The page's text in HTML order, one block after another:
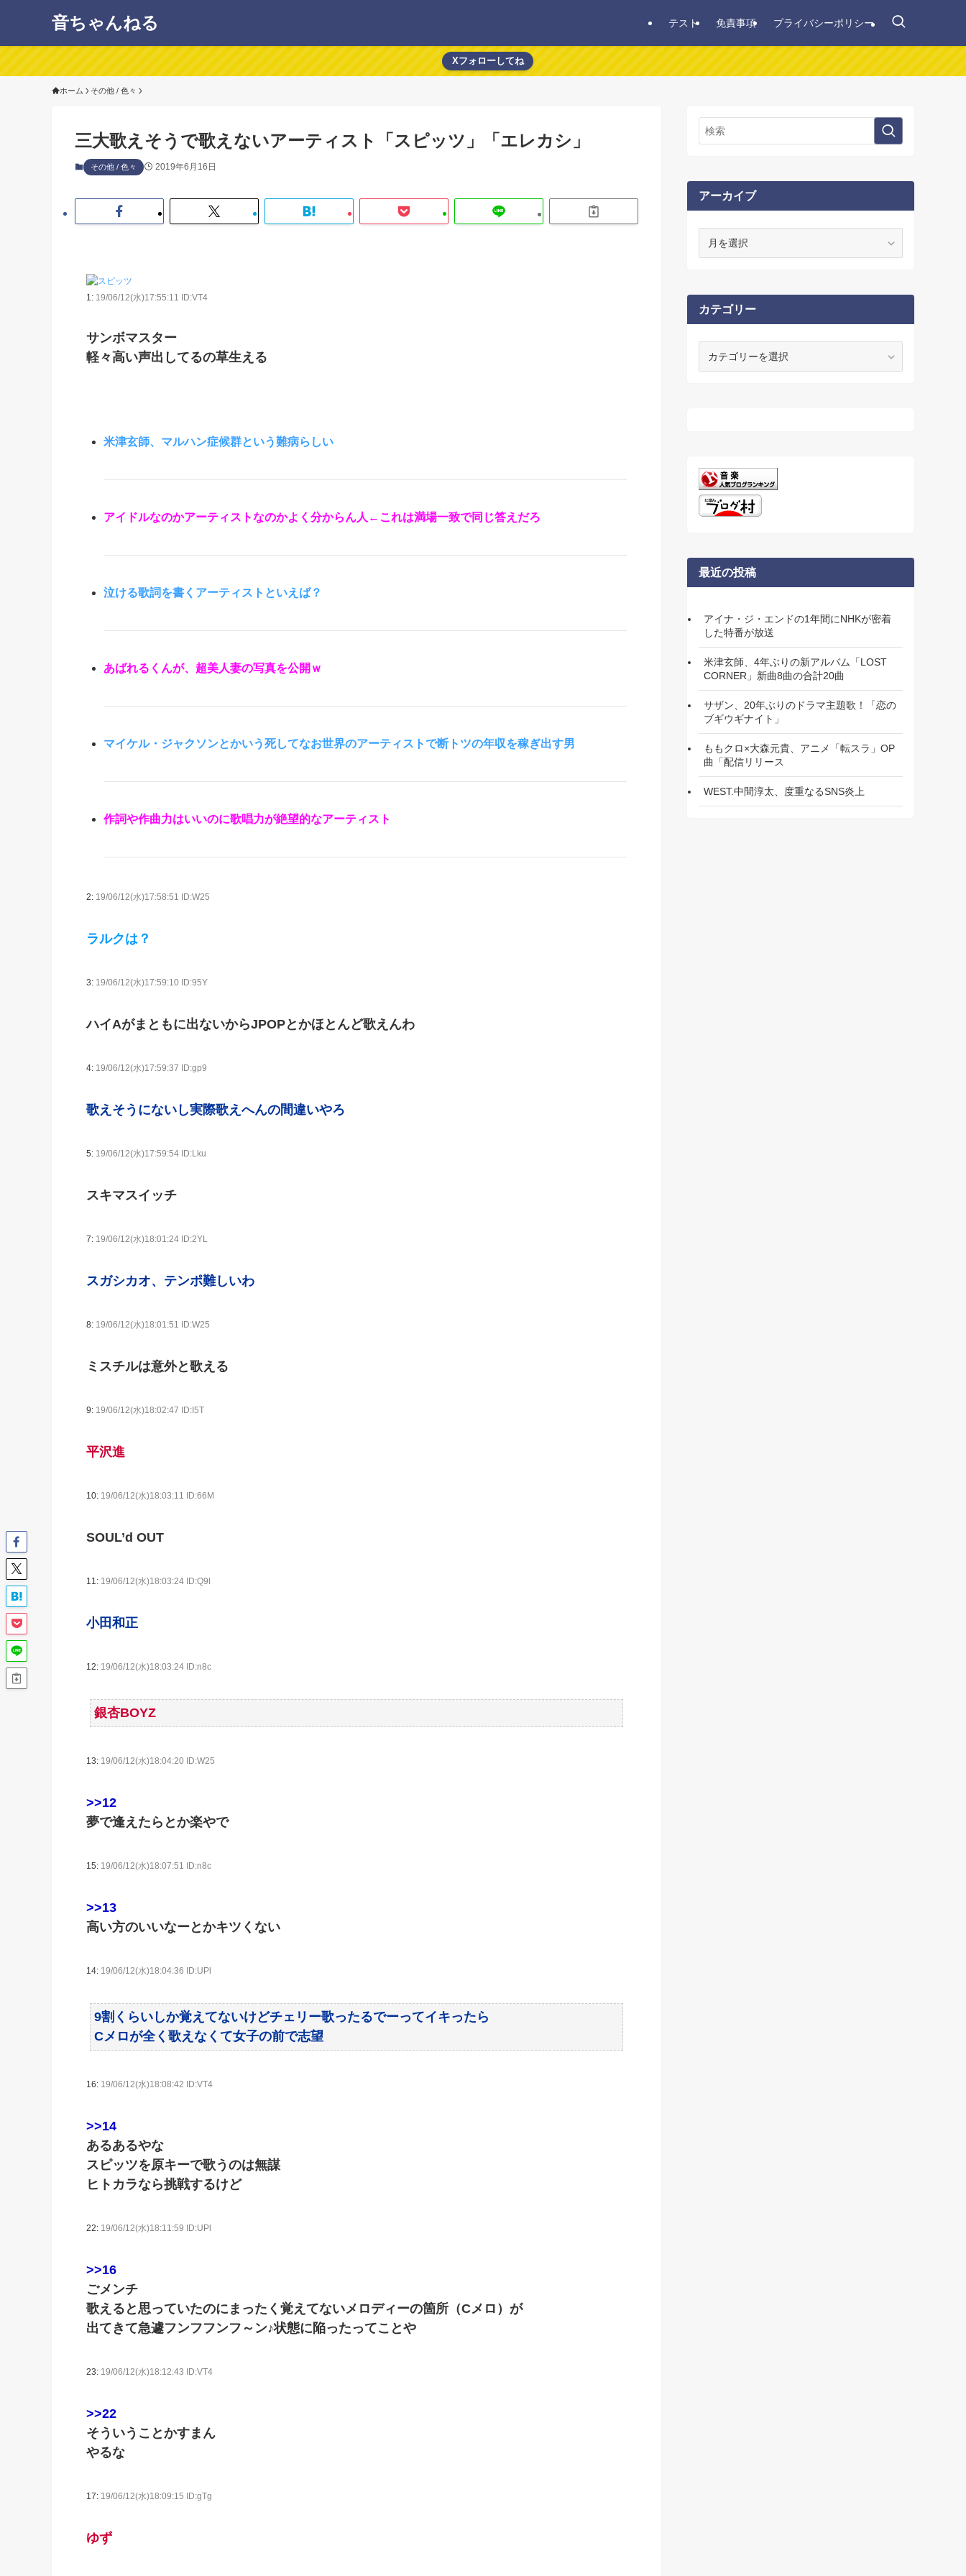
音ちゃんねる テスト 免責事項 プライバシーポリシー
Xフォローしてね
ホーム その他 / 色々
三大歌えそうで歌えないアーティスト「スピッツ」「エレカシ」
その他 / 色々 2019年6月16日
1: 19/06/12(水)17:55:11 ID:VT4
サンボマスター
軽々高い声出してるの草生える
米津玄師、マルハン症候群という難病らしい
アイドルなのかアーティストなのかよく分からん人←これは満場一致で同じ答えだろ
泣ける歌詞を書くアーティストといえば？
あばれるくんが、超美人妻の写真を公開ｗ
マイケル・ジャクソンとかいう死してなお世界のアーティストで断トツの年収を稼ぎ出す男
作詞や作曲力はいいのに歌唱力が絶望的なアーティスト
2: 19/06/12(水)17:58:51 ID:W25
ラルクは？
3: 19/06/12(水)17:59:10 ID:95Y
ハイAがまともに出ないからJPOPとかほとんど歌えんわ
4: 19/06/12(水)17:59:37 ID:gp9
歌えそうにないし実際歌えへんの間違いやろ
5: 19/06/12(水)17:59:54 ID:Lku
スキマスイッチ
7: 19/06/12(水)18:01:24 ID:2YL
スガシカオ、テンポ難しいわ
8: 19/06/12(水)18:01:51 ID:W25
ミスチルは意外と歌える
9: 19/06/12(水)18:02:47 ID:I5T
平沢進
10: 19/06/12(水)18:03:11 ID:66M
SOUL’d OUT
11: 19/06/12(水)18:03:24 ID:Q9l
小田和正
12: 19/06/12(水)18:03:24 ID:n8c
銀杏BOYZ
13: 19/06/12(水)18:04:20 ID:W25
>>12
夢で逢えたらとか楽やで
15: 19/06/12(水)18:07:51 ID:n8c
>>13
高い方のいいなーとかキツくない
14: 19/06/12(水)18:04:36 ID:UPl
9割くらいしか覚えてないけどチェリー歌ったるでーってイキったら
Cメロが全く歌えなくて女子の前で志望
16: 19/06/12(水)18:08:42 ID:VT4
>>14
あるあるやな
スピッツを原キーで歌うのは無謀
ヒトカラなら挑戦するけど
22: 19/06/12(水)18:11:59 ID:UPl
>>16
ごメンチ
歌えると思っていたのにまったく覚えてないメロディーの箇所（Cメロ）が
出てきて急遽フンフフンフ～ン♪状態に陥ったってことや
23: 19/06/12(水)18:12:43 ID:VT4
>>22
そういうことかすまん
やるな
17: 19/06/12(水)18:09:15 ID:gTg
ゆず
アーカイブ
ブ
カテゴリー
最近の投稿
アイナ・ジ・エンドの1年間にNHKが密着
した特番が放送
米津玄師、4年ぶりの新アルバム「LOST
CORNER」新曲8曲の合計20曲
サザン、20年ぶりのドラマ主題歌！「恋の
ブギウギナイト」
ももクロ×大森元貴、アニメ「転スラ」OP
曲「配信リリース
WEST.中間淳太、度重なるSNS炎上